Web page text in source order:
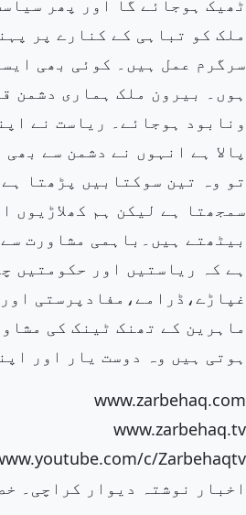
ٹھیک ہوجائے گا اور پھر
ملک کو تباہی کے کنارے پر
سرگرم عمل ہیں۔ کوئی بھی
ہوں۔ بیرون ملک ہماری دشمن
ونابود ہوجائے۔ ریاست نے
پالا ہے انہوں نے دشمن سے
تو وہ تین سوکتابیں پڑھتا
سمجھتا ہے لیکن ہم کھلاڑیوں
بیٹھتے ہیں۔باہمی مشاورت
ہے کہ ریاستیں اور حکومتیں
غپاڑے،ڈرامے،مفادپرستی
ماہرین کے تھنک ٹینک کی
ہوتی ہیں وہ دوست یار اور
www.zarbehaq.com
www.zarbehaq.tv
c/Zarbehaqtv
اخبار نوشتہ دیوار کراچی۔